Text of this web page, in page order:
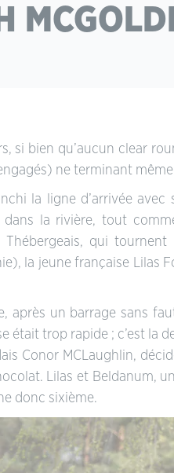
si bien qu’aucun clear
ne terminant
la ligne d’arrivée
la rivière, tout
qui
la jeune française Lilas
après un barrage sans
était trop rapide ; c’est la
Conor MCLaughlin,
Lilas et Beldanum,
donc sixième.